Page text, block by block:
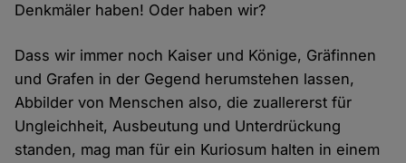
Denkmäler haben! Oder haben wir?
Dass wir immer noch Kaiser und Könige, Gräfinnen
und Grafen in der Gegend herumstehen lassen,
Abbilder von Menschen also, die zuallererst für
Ungleichheit, Ausbeutung und Unterdrückung
standen, mag man für ein Kuriosum halten in einem